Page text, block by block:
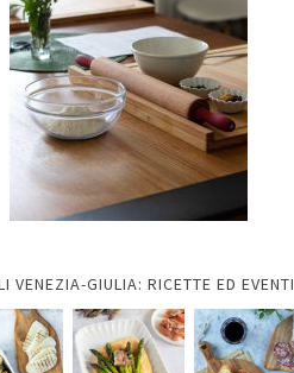
VENEZIA-GIULIA: RICETTE ED EVENTI